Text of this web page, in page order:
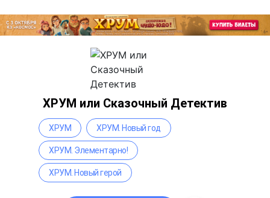
ХРУМ или Сказочный Детектив
ХРУМ ХРУМ. Новый год
ХРУМ. Элементарно!
ХРУМ. Новый герой